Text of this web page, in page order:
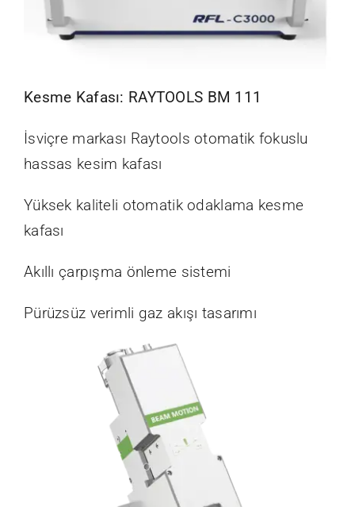
Kesme Kafası: RAYTOOLS BM 111
İsviçre markası Raytools otomatik fokuslu
hassas kesim kafası
Yüksek kaliteli otomatik odaklama kesme
kafası
Akıllı çarpışma önleme sistemi
Pürüzsüz verimli gaz akışı tasarımı